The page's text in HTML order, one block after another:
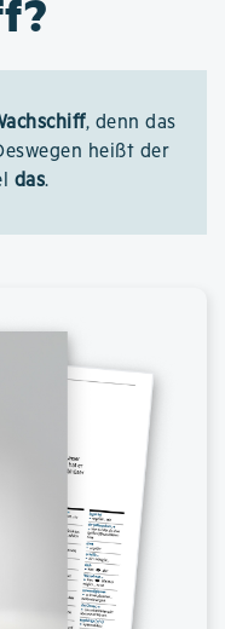
, denn das
heißt der
das.